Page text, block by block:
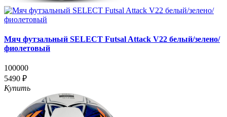
Мяч футзальный SELECT Futsal Attack V22 белый/зелено/
фиолетовый
100000
5490 ₽
Купить